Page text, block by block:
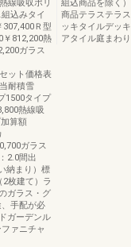
線吸収ポリ
込みタイ
307,400Ｒ型
￥812,200熱
ガラス
ット価格表
耐積雪
1500タイプ
熱線吸
算額
ガラス
2.0間出
納まり）標
枚建て）ラ
ガラス・グ
手配が必
ガーデンル
ァニチャ
組込商品を除く
商品テラステラ
ッキタイルデッ
アタイル庭まわり